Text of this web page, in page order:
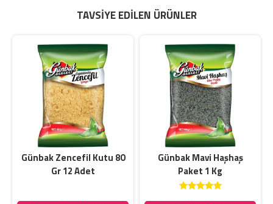
TAVSIYE EDILEN ÜRÜNLER
Günbak Zencefil Kutu 80
Gr 12 Adet
Günbak Mavi Haşhaş
Paket 1 Kg